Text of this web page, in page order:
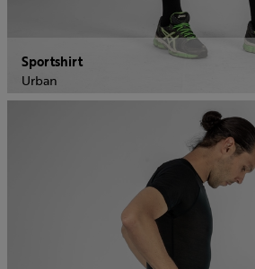
Sportshirt
Urban